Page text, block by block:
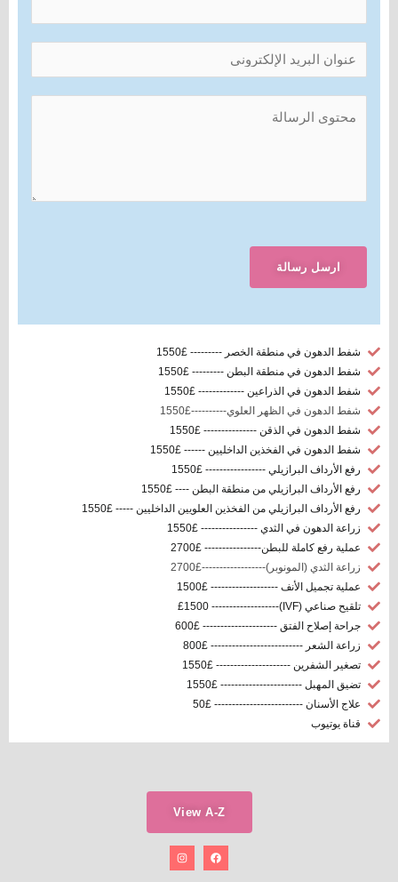
ارسل رسالة
شفط الدهون في منطقة الخصر --------- £1550
شفط الدهون في منطقة البطن --------- £1550
شفط الدهون في الذراعين ------------- £1550
شفط الدهون في الظهر العلوي----------£1550
شفط الدهون في الذقن --------------- £1550
شفط الدهون في الفخذين الداخليين ------ £1550
رفع الأرداف البرازيلي ----------------- £1550
رفع الأرداف البرازيلي من منطقة البطن ---- £1550
رفع الأرداف البرازيلي من الفخذين العلويين الداخليين ----- £1550
زراعة الدهون في الثدي ---------------- £1550
عملية رفع كاملة للبطن---------------- £2700
زراعة الثدي (المونوبر)------------------£2700
عملية تجميل الأنف ------------------- £1500
تلقيح صناعي (IVF)------------------- £1500
جراحة إصلاح الفتق --------------------- £600
زراعة الشعر -------------------------- £800
تصغير الشفرين --------------------- £1550
تضيق المهبل ----------------------- £1550
علاج الأسنان ------------------------- £50
قناة يوتيوب
View A-Z